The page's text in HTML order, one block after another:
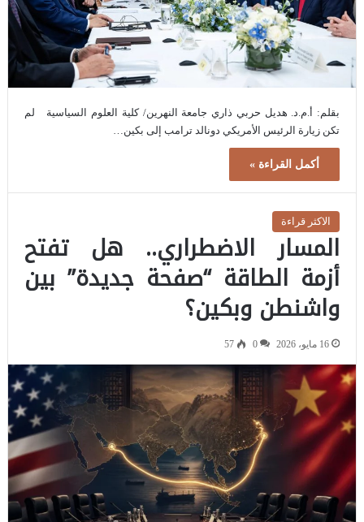
بقلم: أ.م.د. هديل حربي ذاري جامعة النهرين/ كلية العلوم السياسية لم
تكن زيارة الرئيس الأمريكي دونالد ترامب إلى بكين…
أكمل القراءة »
الاكثر قراءة
المسار الاضطراري.. هل تفتح
أزمة الطاقة “صفحة جديدة” بين
واشنطن وبكين؟
16 مايو، 2026 0
57